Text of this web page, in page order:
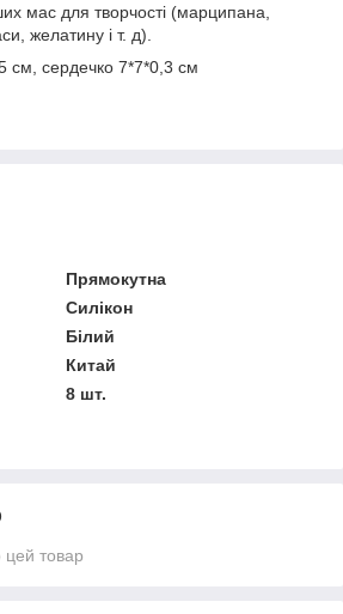
мас для творчості (марципана,
желатину і т. д).
см, сердечко 7*7*0,3 см
Прямокутна
Силікон
Білий
Китай
8 шт.
цей товар